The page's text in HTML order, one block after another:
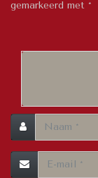
gemarkeerd met *